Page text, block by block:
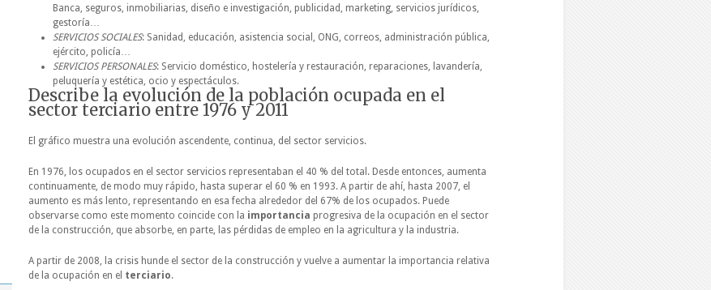
Banca, seguros, inmobiliarias, diseño e investigación, publicidad, marketing, servicios jurídicos,
gestoría…
SERVICIOS SOCIALES: Sanidad, educación, asistencia social, ONG, correos, administración pública,
ejército, policía…
SERVICIOS PERSONALES: Servicio doméstico, hostelería y restauración, reparaciones, lavandería,
peluquería y estética, ocio y espectáculos.
Describe la evolución de la población ocupada en el
sector terciario entre 1976 y 2011
El gráfico muestra una evolución ascendente, continua, del sector servicios.
En 1976, los ocupados en el sector servicios representaban el 40 % del total. Desde entonces, aumenta
continuamente, de modo muy rápido, hasta superar el 60 % en 1993. A partir de ahí, hasta 2007, el
aumento es más lento, representando en esa fecha alrededor del 67% de los ocupados. Puede
observarse como este momento coincide con la importancia progresiva de la ocupación en el sector
de la construcción, que absorbe, en parte, las pérdidas de empleo en la agricultura y la industria.
A partir de 2008, la crisis hunde el sector de la construcción y vuelve a aumentar la importancia relativa
de la ocupación en el terciario.